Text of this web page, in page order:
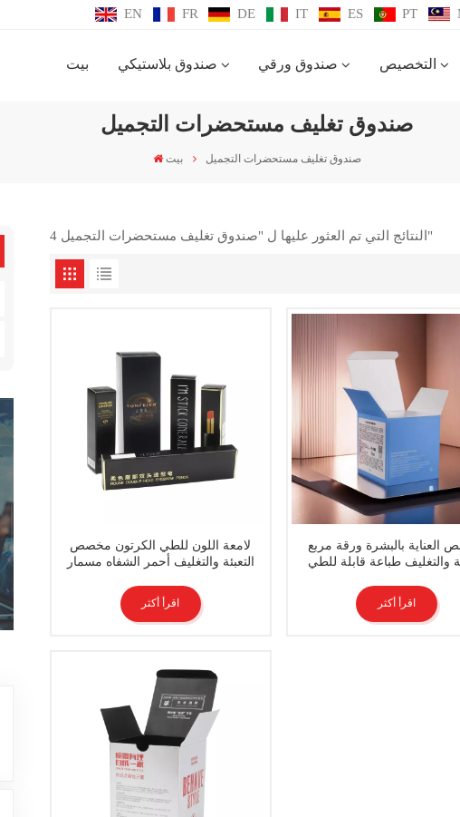
EN FR DE IT ES PT
بيت صندوق بلاستيكي صندوق ورقي التخصيص
صندوق تغليف مستحضرات التجميل
بيت صندوق تغليف مستحضرات التجميل
4 النتائج التي تم العثور عليها ل "صندوق تغليف مستحضرات التجميل"
لامعة اللون للطي الكرتون مخصص
التعبئة والتغليف أحمر الشفاه مسمار
اقرأ أكثر
العناية بالبشرة ورقة مربع
والتغليف طباعة قابلة للطي
المقوى
اقرأ أكثر